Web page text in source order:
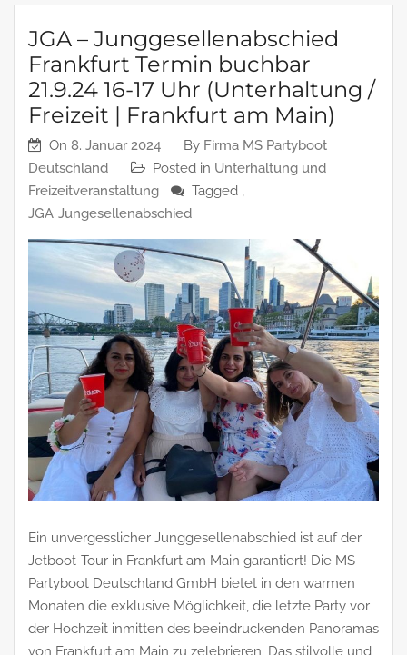
JGA – Junggesellenabschied
Frankfurt Termin buchbar
21.9.24 16-17 Uhr (Unterhaltung /
Freizeit | Frankfurt am Main)
On 8. Januar 2024 By Firma MS Partyboot
Deutschland
Posted in Unterhaltung und
Freizeitveranstaltung
Tagged ,
JGA Jungesellenabschied
Ein unvergesslicher Junggesellenabschied ist auf der
Jetboot-Tour in Frankfurt am Main garantiert! Die MS
Partyboot Deutschland GmbH bietet in den warmen
Monaten die exklusive Möglichkeit, die letzte Party vor
der Hochzeit inmitten des beeindruckenden Panoramas
von Frankfurt am Main zu zelebrieren. Das stilvolle und